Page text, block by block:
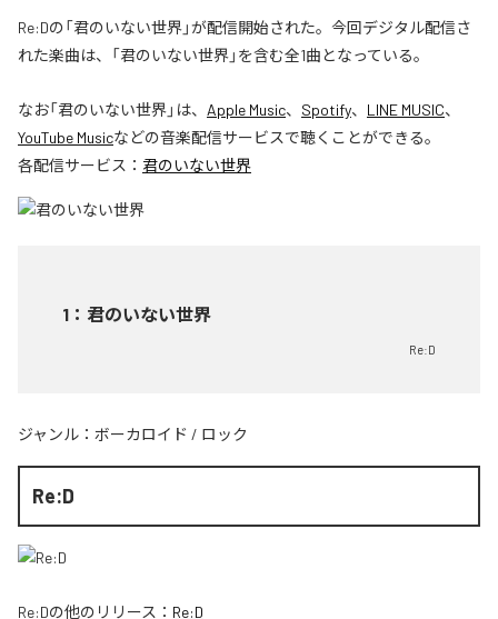
Re:Dの「君のいない世界」が配信開始された。今回デジタル配信さ
れた楽曲は、「君のいない世界」を含む全1曲となっている。
なお「君のいない世界」は、 Apple Music、 Spotify、 LINE MUSIC、
YouTube Musicなどの音楽配信サービスで聴くことができる。
各配信サービス： 君のいない世界
1 ： 君のいない世界
Re:D
ジャンル： ボーカロイド / ロック
Re:D
Re:Dの他のリリース： Re:D